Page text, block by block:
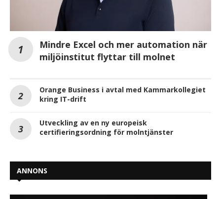
Mindre Excel och mer automation när
miljöinstitut flyttar till molnet
Orange Business i avtal med Kammarkollegiet
kring IT-drift
Utveckling av en ny europeisk
certifieringsordning för molntjänster
ANNONS